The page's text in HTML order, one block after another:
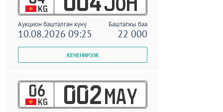
KG
Аукцион башталган күнү Баштапкы баа
10.08.2026 09:25 22 000
06
KG 002 MAY